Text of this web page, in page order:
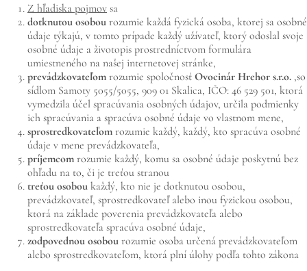
Z hľadiska pojmov sa
dotknutou osobou rozumie každá fyzická osoba, ktorej sa osobné
údaje týkajú, v tomto prípade každý užívateľ, ktorý odoslal svoje
osobné údaje a životopis prostredníctvom formulára
umiestneného na našej internetovej stránke,
prevádzkovateľom rozumie spoločnosť Ovocinár Hrehor s.r.o. ,so
sídlom Samoty 5055/5055, 909 01 Skalica, IČO: 46 529 501, ktorá
vymedzila účel spracúvania osobných údajov, určila podmienky
ich spracúvania a spracúva osobné údaje vo vlastnom mene,
sprostredkovateľom rozumie každý, každý, kto spracúva osobné
údaje v mene prevádzkovateľa,
príjemcom rozumie každý, komu sa osobné údaje poskytnú bez
ohľadu na to, či je treťou stranou
treťou osobou každý, kto nie je dotknutou osobou,
prevádzkovateľ, sprostredkovateľ alebo inou fyzickou osobou,
ktorá na základe poverenia prevádzkovateľa alebo
sprostredkovateľa spracúva osobné údaje,
zodpovednou osobou rozumie osoba určená prevádzkovateľom
alebo sprostredkovateľom, ktorá plní úlohy podľa tohto zákona